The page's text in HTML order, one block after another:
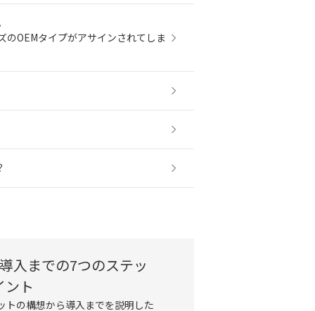
OEMタイプがアサインされてしま
入までの7つのステッ
ト
トの構想から導入までを説明した